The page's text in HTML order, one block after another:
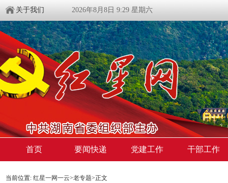
关于我们 2026年8月8日 9:29 星期六
首页 要闻快递 党建工作 干部工作
当前位置: 红星一网一云>老专题>正文